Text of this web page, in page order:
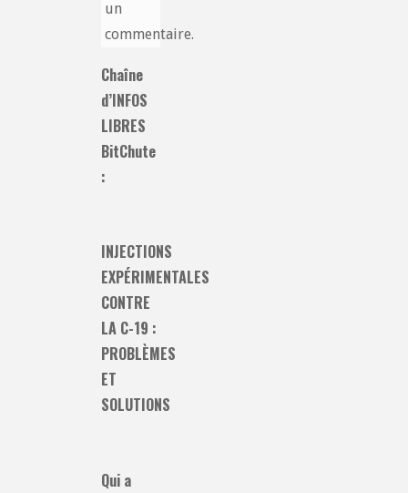
un
commentaire.
Chaîne
d’INFOS
LIBRES
BitChute
:
INJECTIONS
EXPÉRIMENTALES
CONTRE
LA C-19 :
PROBLÈMES
ET
SOLUTIONS
Qui a